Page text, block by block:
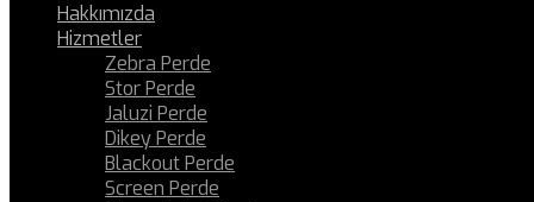
Hakkımızda
Hizmetler
Zebra Perde
Stor Perde
Jaluzi Perde
Dikey Perde
Blackout Perde
Screen Perde